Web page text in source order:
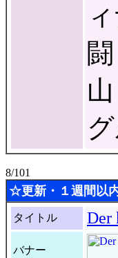
8/101
☆更新・１週間以
タイトル Der
バナー